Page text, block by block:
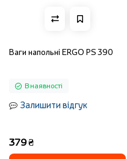
Ваги напольні ERGO PS 390
В наявності
Залишити відгук
379 ₴